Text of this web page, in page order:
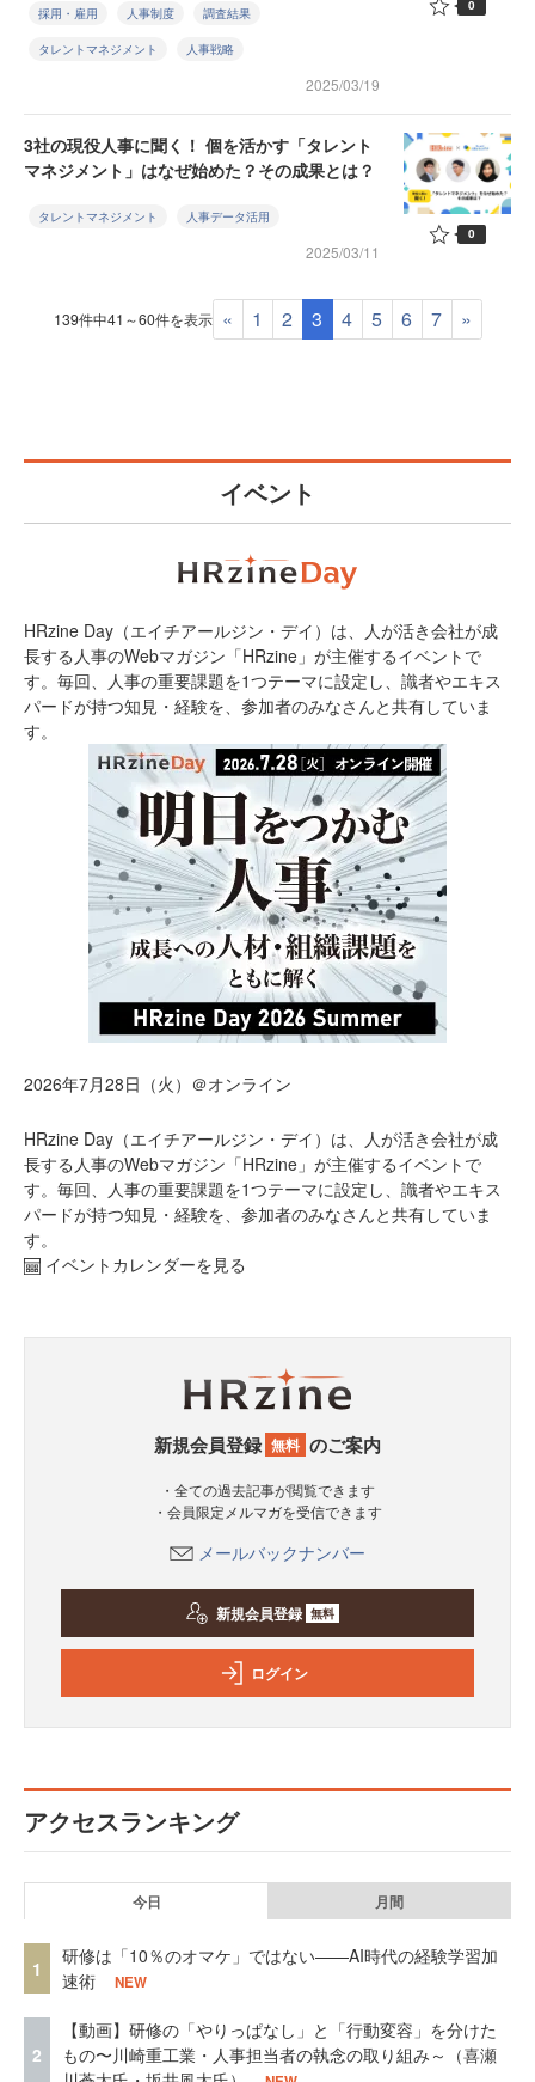
採用・雇用 人事制度 調査結果
タレントマネジメント 人事戦略
2025/03/19
0
3社の現役人事に聞く！ 個を活かす「タレント
マネジメント」はなぜ始めた？その成果とは？
タレントマネジメント 人事データ活用
2025/03/11
0
139件中41～60件を表示 « 1 2 3 4 5 6 7 »
イベント
HRzine Day（エイチアールジン・デイ）は、人が活き会社が成
長する人事のWebマガジン「HRzine」が主催するイベントで
す。毎回、人事の重要課題を1つテーマに設定し、識者やエキス
パードが持つ知見・経験を、参加者のみなさんと共有していま
す。
2026年7月28日（火）＠オンライン
HRzine Day（エイチアールジン・デイ）は、人が活き会社が成
長する人事のWebマガジン「HRzine」が主催するイベントで
す。毎回、人事の重要課題を1つテーマに設定し、識者やエキス
パードが持つ知見・経験を、参加者のみなさんと共有していま
す。
イベントカレンダーを見る
新規会員登録 無料 のご案内
・全ての過去記事が閲覧できます
・会員限定メルマガを受信できます
メールバックナンバー
新規会員登録 無料
ログイン
アクセスランキング
今日 月間
1
研修は「10％のオマケ」ではない——AI時代の経験学習加
速術
NEW
2
【動画】研修の「やりっぱなし」と「行動変容」を分けた
もの〜川崎重工業・人事担当者の執念の取り組み～（喜瀬